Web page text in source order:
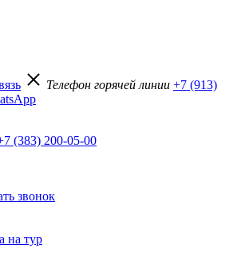
Телефон горячей линии +7 (913)
(383) 200-05-00
звонок
на тур